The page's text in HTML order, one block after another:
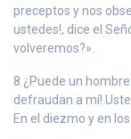
preceptos y nos
ustedes!, dice el
volveremos?».
8 ¿Puede un
defraudan a mí!
En el diezmo y en